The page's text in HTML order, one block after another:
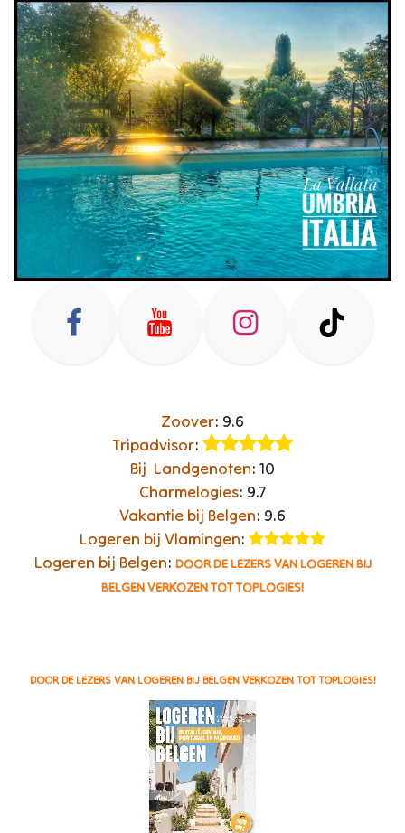
Zoover: 9.6​
Tripadvisor:
Bij Landgenoten: 10
Charmelogies: 9.7
Vakantie bij Belgen: 9.6
Logeren bij Vlamingen: ​
Logeren bij Belgen: DOOR DE LEZERS VAN LOGEREN BIJ
BELGEN VERKOZEN TOT TOPLOGIES!
DOOR DE LEZERS VAN LOGEREN BIJ BELGEN VERKOZEN TOT TOPLOGIES!